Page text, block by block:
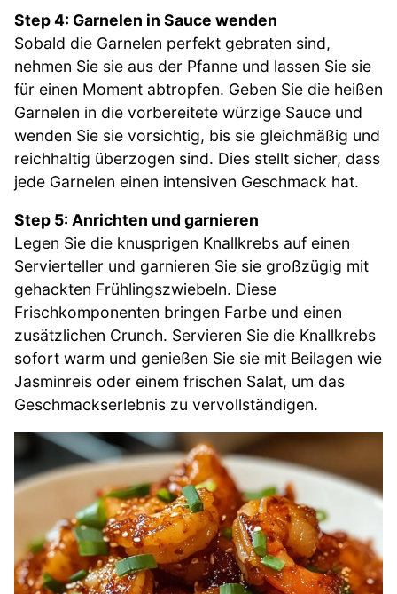
Step 4: Garnelen in Sauce wenden
Sobald die Garnelen perfekt gebraten sind,
nehmen Sie sie aus der Pfanne und lassen Sie sie
für einen Moment abtropfen. Geben Sie die heißen
Garnelen in die vorbereitete würzige Sauce und
wenden Sie sie vorsichtig, bis sie gleichmäßig und
reichhaltig überzogen sind. Dies stellt sicher, dass
jede Garnelen einen intensiven Geschmack hat.
Step 5: Anrichten und garnieren
Legen Sie die knusprigen Knallkrebs auf einen
Servierteller und garnieren Sie sie großzügig mit
gehackten Frühlingszwiebeln. Diese
Frischkomponenten bringen Farbe und einen
zusätzlichen Crunch. Servieren Sie die Knallkrebs
sofort warm und genießen Sie sie mit Beilagen wie
Jasminreis oder einem frischen Salat, um das
Geschmackserlebnis zu vervollständigen.